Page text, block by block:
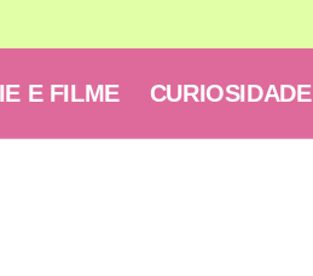
E FILME CURIOSIDADE